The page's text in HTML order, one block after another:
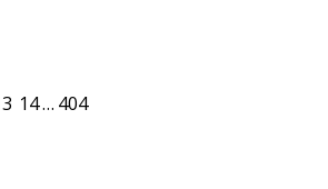
14… 404